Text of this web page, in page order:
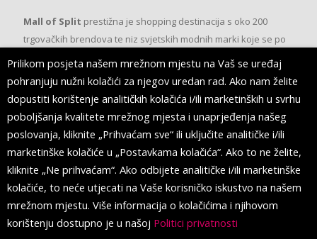
Mall of Split prestižna je shopping destinacija s oko 200
trgovačkih brendova te niz svjetskih modnih marki koje se po
prvi put pojavljuju u Splitu.
PRATITE NAS
Prilikom posjeta našem mrežnom mjestu na Vaš se uređaj
pohranjuju nužni kolačići za njegov uredan rad. Ako nam želite
dopustiti korištenje analitičkih kolačića i/ili marketinških u svrhu
poboljšanja kvalitete mrežnog mjesta i unaprjeđenja našeg
poslovanja, kliknite „Prihvaćam sve“ ili uključite analitičke i/ili
marketinške kolačiće u „Postavkama kolačića“. Ako to ne želite,
kliknite „Ne prihvaćam“. Ako odbijete analitičke i/ili marketinške
kolačiće, to neće utjecati na Vaše korisničko iskustvo na našem
mrežnom mjestu. Više informacija o kolačićima i njihovom
korištenju dostupno je u našoj Politici privatnosti